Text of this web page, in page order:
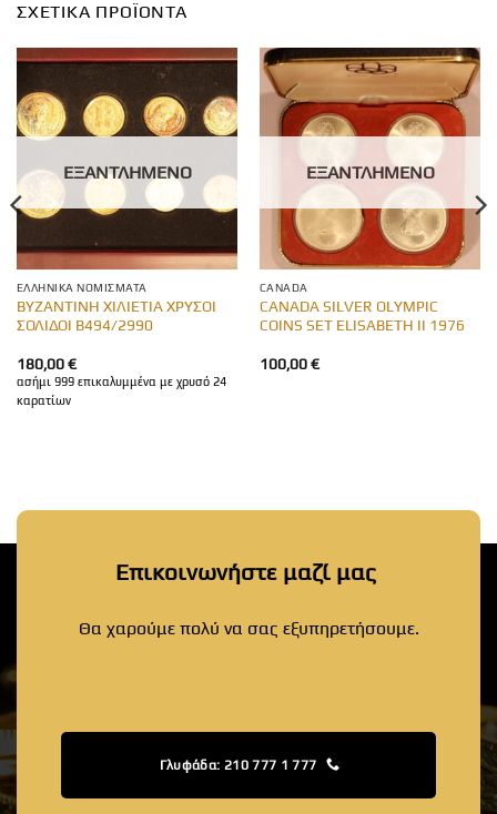
ΣΧΕΤΙΚΆ ΠΡΟΪΌΝΤΑ
ΕΞΑΝΤΛΗΜΈΝΟ
ΕΛΛΗΝΙΚΆ ΝΟΜΊΣΜΑΤΑ
ΒΥΖΑΝΤΙΝΗ ΧΙΛΙΕΤΙΑ ΧΡΥΣΟΙ
ΣΟΛΙΔΟΙ Β494/2990
180,00€
ασήμι 999 επικαλυμμένα με χρυσό 24
καρατίων
ΕΞΑΝΤΛΗΜΈΝΟ
CANADA
CANADA SILVER OLYMPIC
COINS SET ELISABETH II 1976
100,00€
Επικοινωνήστε μαζί μας
Θα χαρούμε πολύ να σας εξυπηρετήσουμε.
Γλυφάδα: 210 777 1 777